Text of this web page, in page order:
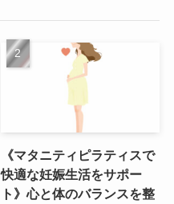
《マタニティピラティスで
快適な妊娠生活をサポー
ト》心と体のバランスを整